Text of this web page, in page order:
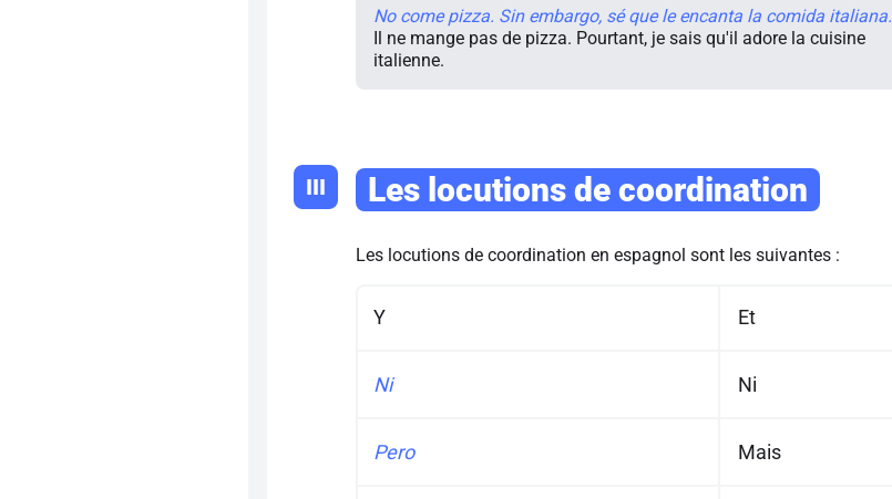
No come pizza. Sin embargo, sé que le encanta la comida italiana.
Il ne mange pas de pizza. Pourtant, je sais qu'il adore la cuisine
italienne.
III Les locutions de coordination
Les locutions de coordination en espagnol sont les suivantes :
Y Et
Ni Ni
Pero Mais